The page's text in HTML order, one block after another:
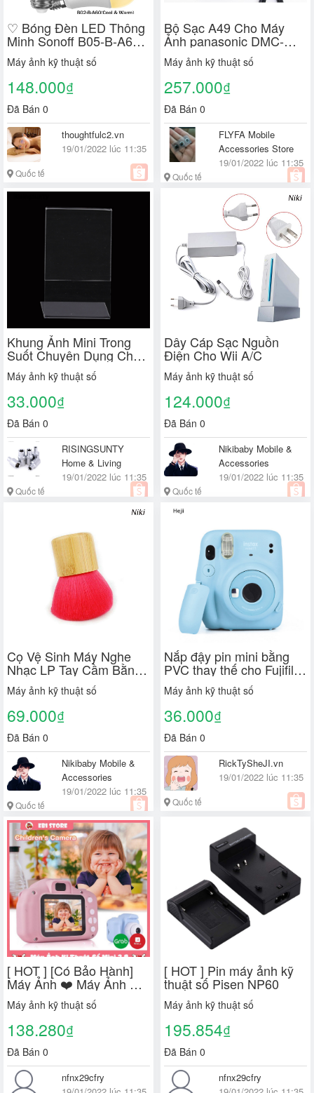
♡ Bóng Đèn LED Thông
Minh Sonoff B05-B-A60/
B02-B-A60 ☾Mặt Trăng
Máy ảnh kỹ thuật số
148.000₫
Đã Bán 0
thoughtfulc2.vn
19/01/2022 lúc 11:35
Quốc tế
Bộ Sạc A49 Cho Máy
Ảnh panasonic DMC-
GF1 G1 G2 G10 GK
GH1 GF1GK DMW-
BLB13E /GK
Máy ảnh kỹ thuật số
257.000₫
Đã Bán 0
FLYFA Mobile
Accessories Store
19/01/2022 lúc 11:35
Quốc tế
Khung Ảnh Mini Trong
Suốt Chuyên Dụng Cho
Fujifilm Instax
Máy ảnh kỹ thuật số
33.000₫
Đã Bán 0
RISINGSUNTY
Home & Living
19/01/2022 lúc 11:35
Quốc tế
Dây Cáp Sạc Nguồn
Điện Cho Wii A/C
Máy ảnh kỹ thuật số
124.000₫
Đã Bán 0
Nikibaby Mobile &
Accessories
19/01/2022 lúc 11:35
Quốc tế
Cọ Vệ Sinh Máy Nghe
Nhạc LP Tay Cầm Bằng
Gỗ Mềm
Máy ảnh kỹ thuật số
69.000₫
Đã Bán 0
Nikibaby Mobile &
Accessories
19/01/2022 lúc 11:35
Quốc tế
Nắp đậy pin mini bằng
PVC thay thế cho Fujifilm
Instax Mini 11
Máy ảnh kỹ thuật số
36.000₫
Đã Bán 0
RickTySheJI.vn
19/01/2022 lúc 11:35
Quốc tế
[ HOT ] [Có Bảo Hành]
Máy Ảnh ❤️ Máy Ảnh Kĩ
Thuật Số 2.0 Inch 1080P
Dùng Thẻ Nhớ Sử Dụng
Ngôn Ngữ Tiếng Anh ❤️
Máy ảnh kỹ thuật số
138.280₫
Đã Bán 0
nfnx29cfry
[ HOT ] Pin máy ảnh kỹ
thuật số Pisen NP60
Máy ảnh kỹ thuật số
195.854₫
Đã Bán 0
nfnx29cfry